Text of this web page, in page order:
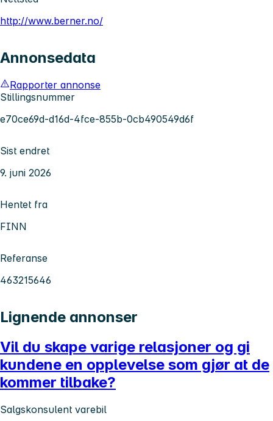
http://www.berner.no/
Annonsedata
Rapporter annonse
Stillingsnummer
e70ce69d-d16d-4fce-855b-0cb490549d6f
Sist endret
9. juni 2026
Hentet fra
FINN
Referanse
463215646
Lignende annonser
Vil du skape varige relasjoner og gi
kundene en opplevelse som gjør at de
kommer tilbake?
Salgskonsulent varebil